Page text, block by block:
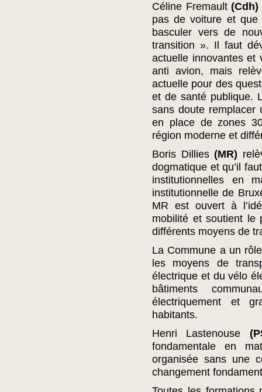
Céline Fremault (Cdh)
pas de voiture et
basculer vers de
transition ». Il faut
actuelle innovantes
anti avion, mais
actuelle pour des
et de santé publique.
sans doute remplacer
en place de zones
région moderne et
Boris Dillies (MR)
dogmatique et qu’il
institutionnelles en
institutionnelle de
MR est ouvert à
mobilité et soutient le
différents moyens de
La Commune a un
les moyens de
électrique et du vélo
bâtiments
électriquement et
habitants.
Henri Lastenouse
fondamentale en
organisée sans une
changement